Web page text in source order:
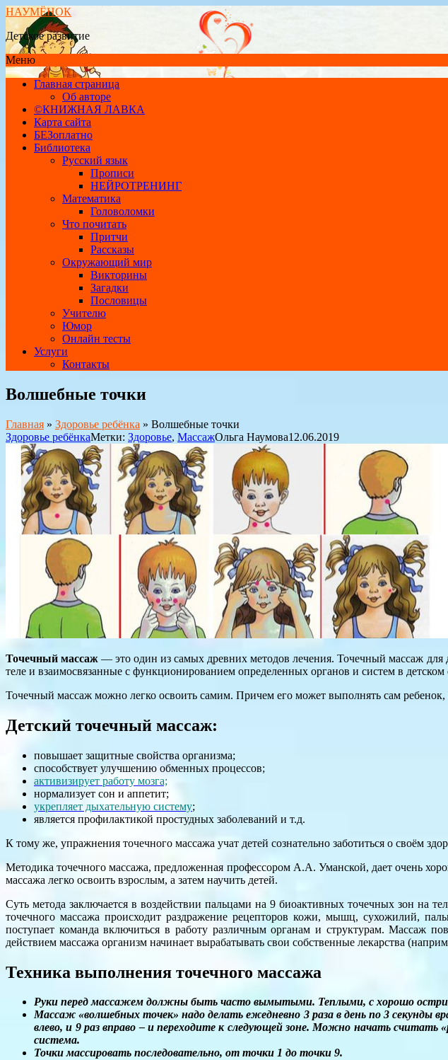
НАУМЁНОК
Детское развитие
Меню
Главная страница
Об авторе
©КНИЖНАЯ ЛАВКА
Карта сайта
БЕЗоплатно
Библиотека
Русский язык
Прописи
НЕЙРОТРЕНИНГ
Математика
Головоломки
Что почитать
Притчи
Рассказы
Окружающий мир
Викторины
Загадки
Пословицы
Учителю
Юмор
Онлайн тесты
Услуги
Контакты
Волшебные точки
Главная » Здоровье ребёнка » Волшебные точки
Здоровье ребёнкаМетки: Здоровье, МассажОльга Наумова12.06.2019
Точечный массаж — это один из самых древних методов лечения. Точечный массаж для
теле и взаимосвязанные с функционированием определенных органов и систем в детском
Точечный массаж можно легко освоить самим. Причем его может выполнять сам ребенок,
Детский точечный массаж:
повышает защитные свойства организма;
способствует улучшению обменных процессов;
активизирует работу мозга;
нормализует сон и аппетит;
укрепляет дыхательную систему;
является профилактикой простудных заболеваний и т.д.
К тому же, упражнения точечного массажа учат детей сознательно заботиться о своём
Методика точечного массажа, предложенная профессором А.А. Уманской, дает очень
массажа легко освоить взрослым, а затем научить детей.
Суть метода заключается в воздействии пальцами на 9 биоактивных точечных зон на
точечного массажа происходит раздражение рецепторов кожи, мышц, сухожилий,
поступает команда включиться в работу различным органам и структурам. Массаж
действием массажа организм начинает вырабатывать свои собственные лекарства
Техника выполнения точечного массажа
Руки перед массажем должны быть часто вымытыми. Теплыми, с хорошо
Массаж «волшебных точек» надо делать ежедневно 3 раза в день по 3
влево, и 9 раз вправо – и переходите к следующей зоне. Можно начать
система.
Точки массировать последовательно, от точки 1 до точки 9.